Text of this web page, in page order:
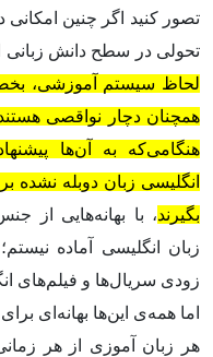
تصور کنید اگر چنین
تحولی در سطح دانش زبانی
لحاظ سیستم آموزشی،
همچنان دچار نواقصی
هنگامی‌که به آن‌ها
انگلیسی زبان دوبله نشده
بگیرند، با بهانه‌هایی از
زبان انگلیسی آماده
زودی سریال‌ها و فیلم‌های
اما همه‌ی این‌ها بهانه‌ای
هر زبان آموزی از هر